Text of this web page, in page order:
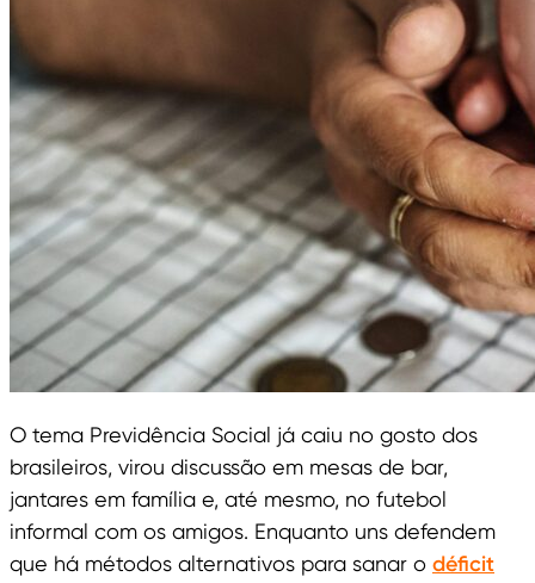
O tema Previdência Social já caiu no gosto dos
brasileiros, virou discussão em mesas de bar,
jantares em família e, até mesmo, no futebol
informal com os amigos. Enquanto uns defendem
que há métodos alternativos para sanar o déficit